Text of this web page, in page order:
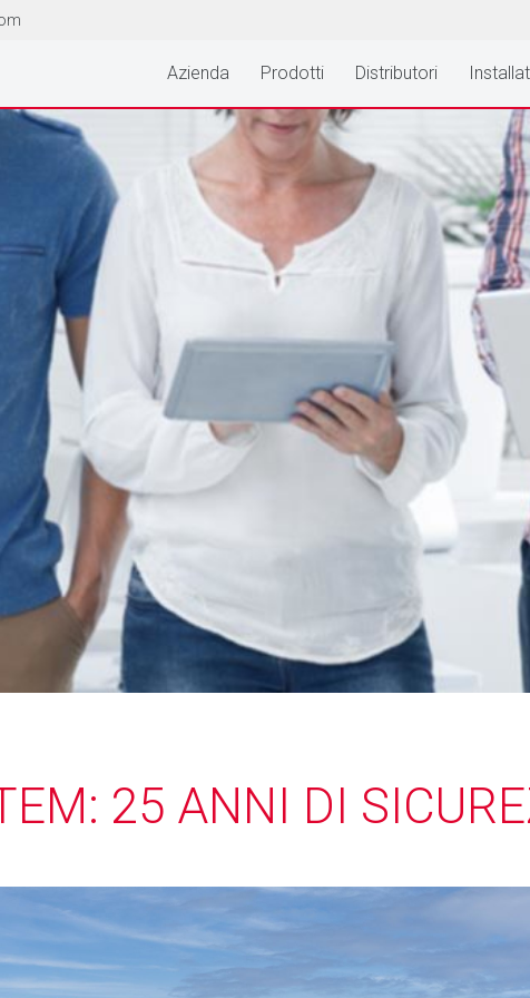
Azienda Prodotti Distributori
25 ANNI DI